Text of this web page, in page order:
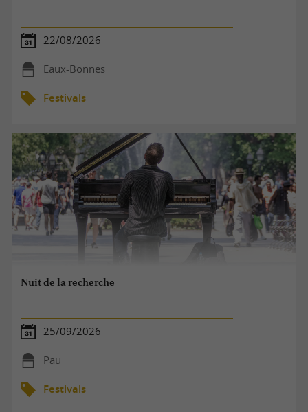
22/08/2026
Eaux-Bonnes
Festivals
Nuit de la recherche
25/09/2026
Pau
Festivals